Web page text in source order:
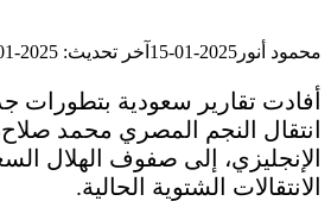
محمود أنور 2025-01-15 آخر تحديث: 2025-01-15
أفادت تقارير سعودية بتطورات
انتقال النجم المصري محمد
الإنجليزي، إلى صفوف الهلال
الانتقالات الشتوية الحالية.